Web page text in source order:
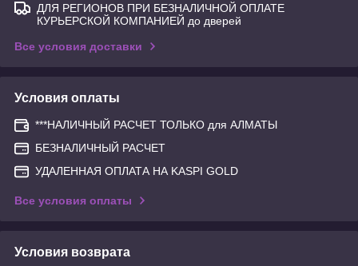
ДЛЯ РЕГИОНОВ ПРИ БЕЗНАЛИЧНОЙ ОПЛАТЕ
КУРЬЕРСКОЙ КОМПАНИЕЙ до дверей
Все условия доставки
Условия оплаты
***НАЛИЧНЫЙ РАСЧЕТ ТОЛЬКО для АЛМАТЫ
БЕЗНАЛИЧНЫЙ РАСЧЕТ
УДАЛЕННАЯ ОПЛАТА НА KASPI GOLD
Все условия оплаты
Условия возврата